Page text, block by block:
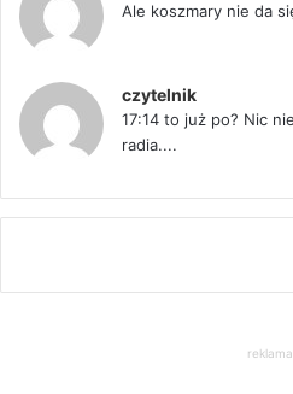
Ale koszmary nie da
czytelnik
17:14 to już po? Nic
radia....
reklama